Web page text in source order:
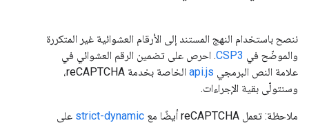
ننصح باستخدام النهج المستند إلى الأرقام العشوائية غير المتكررة
والموضّح في
CSP3. احرص على تضمين الرقم العشوائي في
علامة النص البرمجي api.js
الخاصة بخدمة reCAPTCHA،
وسنتولّى بقية الإجراءات.
ملاحظة: تعمل reCAPTCHA أيضًا مع strict-dynamic على